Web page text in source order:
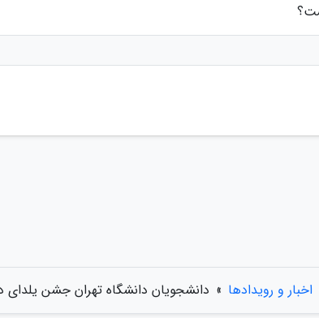
اخبار و رویدادها » دانشجویان دانشگاه تهران جشن یلدای